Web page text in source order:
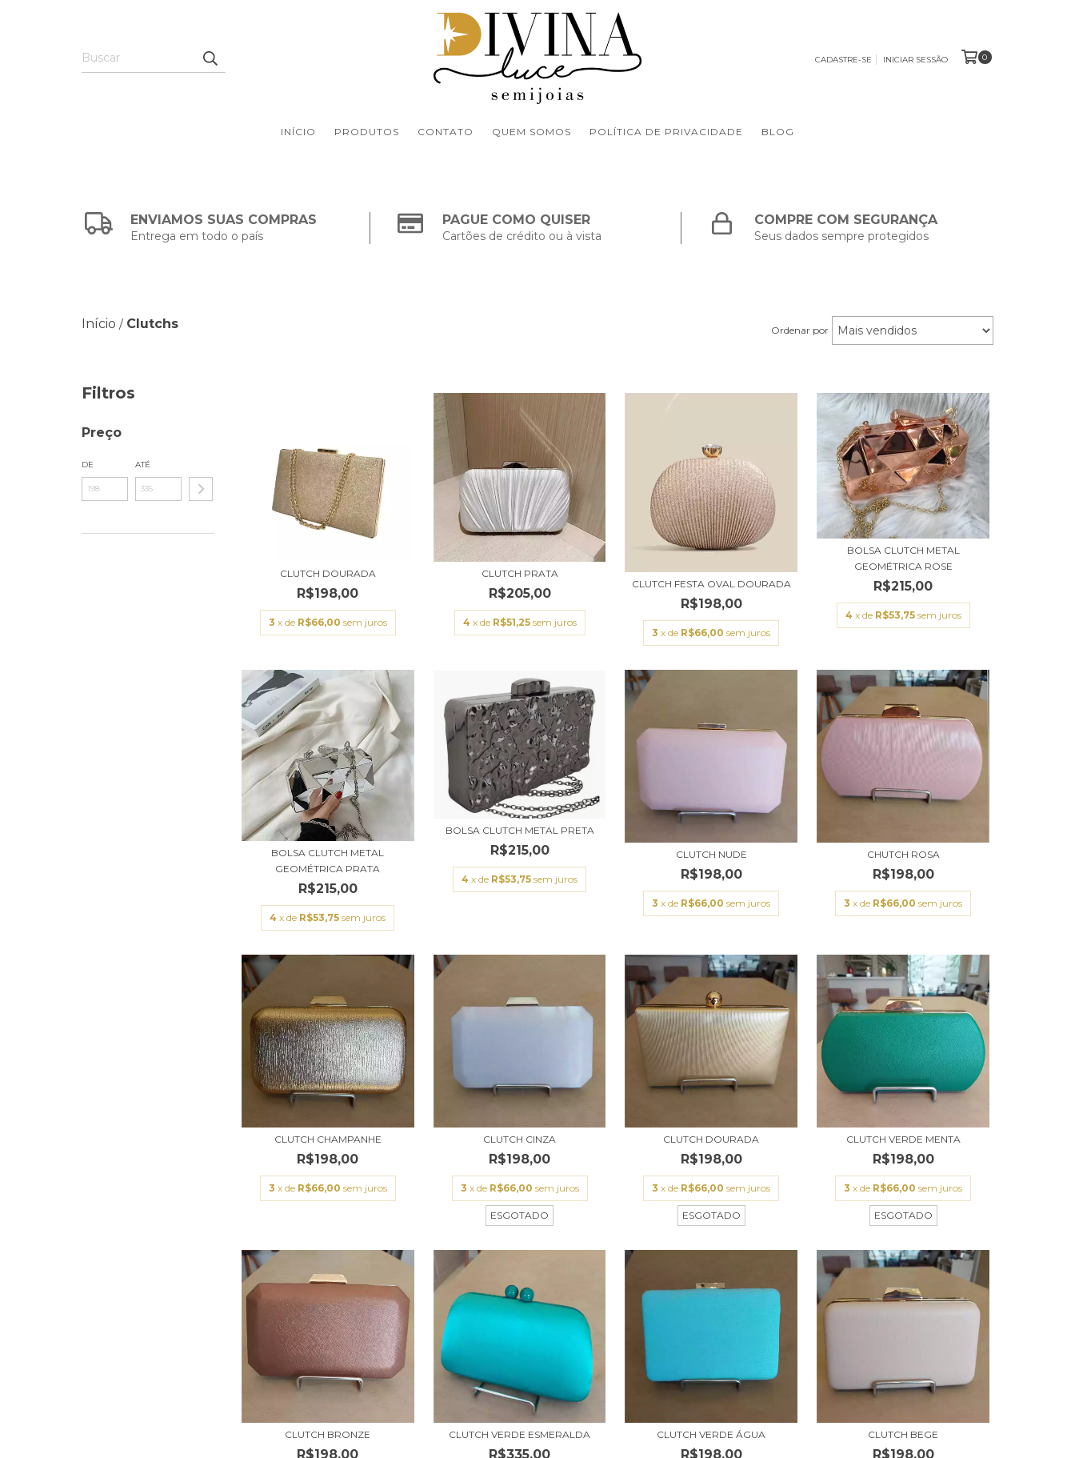
CADASTRE-SE INICIAR SESSÃO 0
INÍCIO PRODUTOS CONTATO QUEM SOMOS POLÍTICA DE PRIVACIDADE BLOG
ENVIAMOS SUAS COMPRAS
Entrega em todo o país
PAGUE COMO QUISER
Cartões de crédito ou à vista
COMPRE COM SEGURANÇA
Seus dados sempre protegidos
Início / Clutchs Ordenar por
Filtros
Preço
DE ATÉ
CLUTCH DOURADA
R$198,00
3 x de R$66,00 sem juros
CLUTCH PRATA
R$205,00
4 x de R$51,25 sem juros
CLUTCH FESTA OVAL DOURADA
R$198,00
3 x de R$66,00 sem juros
BOLSA CLUTCH METAL
GEOMÉTRICA ROSE
R$215,00
4 x de R$53,75 sem juros
BOLSA CLUTCH METAL
GEOMÉTRICA PRATA
R$215,00
4 x de R$53,75 sem juros
BOLSA CLUTCH METAL PRETA
R$215,00
4 x de R$53,75 sem juros
CLUTCH NUDE
R$198,00
3 x de R$66,00 sem juros
CHUTCH ROSA
R$198,00
3 x de R$66,00 sem juros
CLUTCH CHAMPANHE
R$198,00
3 x de R$66,00 sem juros
CLUTCH CINZA
R$198,00
3 x de R$66,00 sem juros
ESGOTADO
CLUTCH DOURADA
R$198,00
3 x de R$66,00 sem juros
ESGOTADO
CLUTCH VERDE MENTA
R$198,00
3 x de R$66,00 sem juros
ESGOTADO
CLUTCH BRONZE
R$198,00
CLUTCH VERDE ESMERALDA
R$335,00
CLUTCH VERDE ÁGUA
R$198,00
CLUTCH BEGE
R$198,00